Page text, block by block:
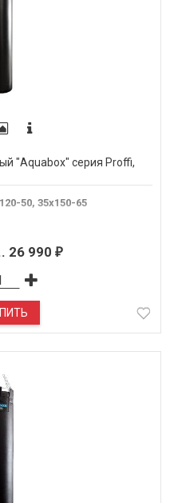
"Aquabox" серия Proffi,
50, 35х150-65
26 990 ₽